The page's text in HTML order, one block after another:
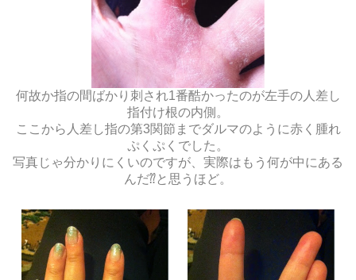
何故か指の間ばかり刺され1番酷かったのが左手の人差し
指付け根の内側。
ここから人差し指の第3関節までダルマのように赤く腫れ
ぷくぷくでした。
写真じゃ分かりにくいのですが、実際はもう何が中にある
んだ⁇と思うほど。